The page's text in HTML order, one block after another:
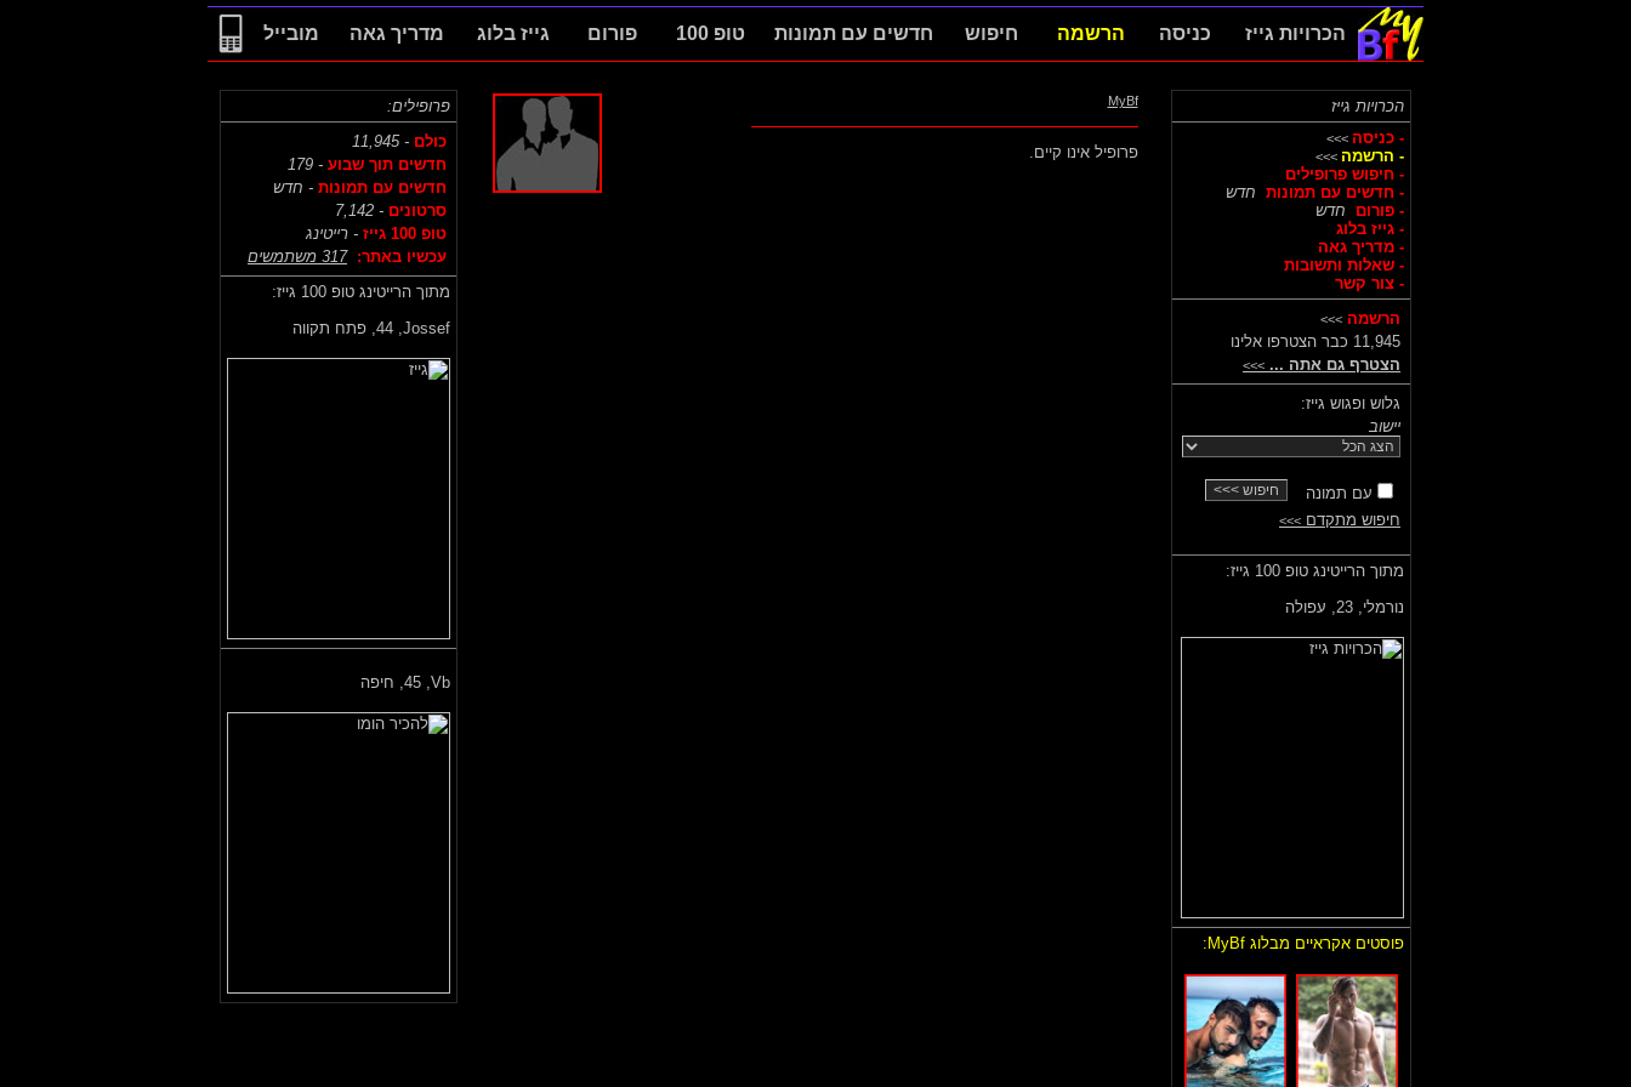
הכרויות גייז כניסה הרשמה חיפוש חדשים עם תמונות טופ 100 פורום גייז בלוג מדריך גאה מובייל
הכרויות גייז
- כניסה >>>
- הרשמה >>>
- חיפוש פרופילים
- חדשים עם תמונות חדש
- פורום
חדש
- גייז בלוג
- מדריך גאה
- שאלות ותשובות
- צור קשר
הרשמה >>>
11,945 כבר הצטרפו אלינו
הצטרף גם אתה ... >>>
גלוש ופגוש גייז:
יישוב
עם תמונה
חיפוש מתקדם >>>
מתוך הרייטינג טופ 100 גייז:
‏נורמלי, 23, עפולה
פוסטים אקראיים מבלוג MyBf:
MyBf
פרופיל אינו קיים.
פרופילים:
כולם - 11,945
חדשים תוך שבוע - 179
חדשים עם תמונות - חדש
סרטונים - 7,142
טופ 100 גייז
- רייטינג
עכשיו באתר: 317 משתמשים
מתוך הרייטינג טופ 100 גייז:
Jossef, 44, פתח תקווה
Vb, 45, חיפה